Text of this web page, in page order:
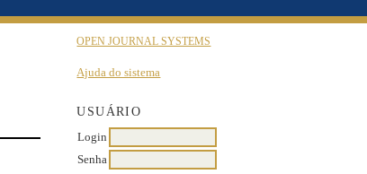
OPEN JOURNAL SYSTEMS
Ajuda do sistema
USUÁRIO
Login
Senha